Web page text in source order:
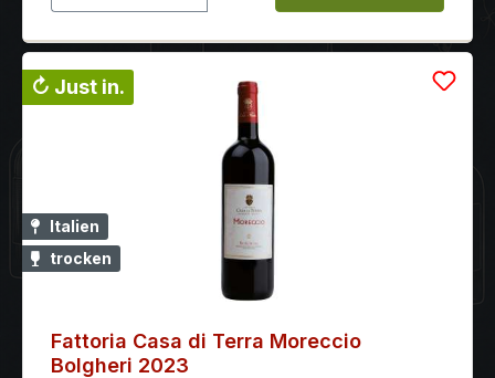
2029
↻ Just in.
Italien
trocken
Fattoria Casa di Terra Moreccio
Bolgheri 2023